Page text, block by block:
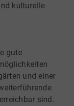
kulturelle
gute
und einer
sind.